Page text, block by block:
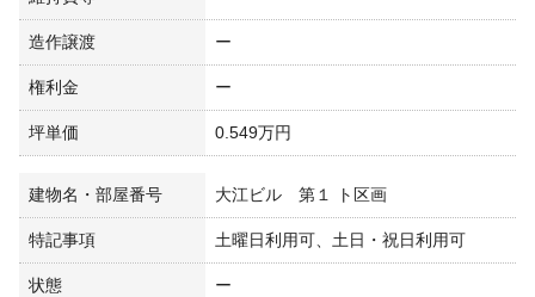
造作譲渡 ー
権利金 ー
坪単価 0.549万円
建物名・部屋番号 大江ビル 第１ ト区画
特記事項 土曜日利用可、土日・祝日利用可
状態 ー